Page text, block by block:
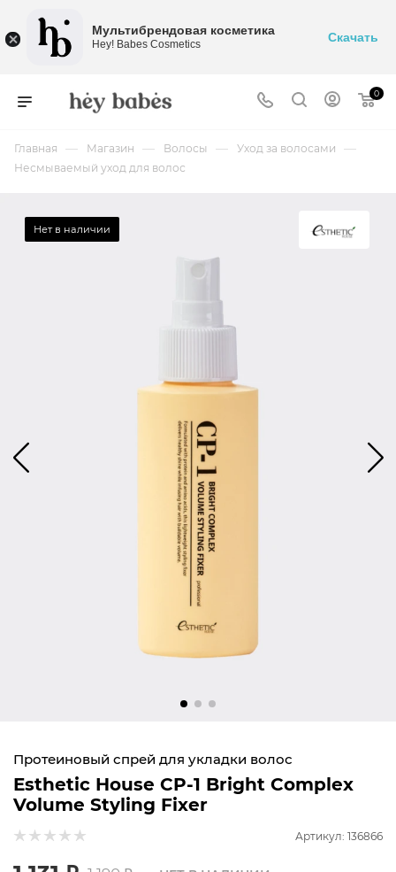
0
Главная — Магазин — Волосы — Уход за волосами —
Несмываемый уход для волос
Нет в наличии
Протеиновый спрей для укладки волос
Esthetic House СP-1 Bright Complex
Volume Styling Fixer
Артикул: 136866
Мультибрендовая косметика
Hey! Babes Cosmetics Скачать